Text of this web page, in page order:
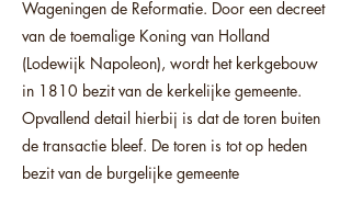
Wageningen de Reformatie. Door een decreet
van de toemalige Koning van Holland
(Lodewijk Napoleon), wordt het kerkgebouw
in 1810 bezit van de kerkelijke gemeente.
Opvallend detail hierbij is dat de toren buiten
de transactie bleef. De toren is tot op heden
bezit van de burgelijke gemeente